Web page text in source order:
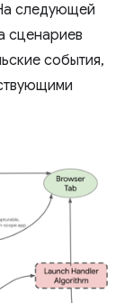
следующей
сценариев
события,